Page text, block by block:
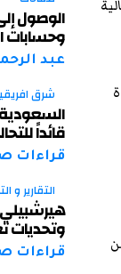
الوصول
وحسابات
عبد
شرق
قائداً
قراءات
التقارير و
وتحديات
قراءات